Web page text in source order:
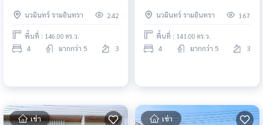
Sukhapiban 5 - Theparak / 4
Bedrooms (FOR RENT) TAN724
นวมินทร์ รามอินทรา 242
พื้นที่ : 146.00 ตร.ว.
4 มากกว่า 5 3
Sukhapiban 5 - Theparak / 4
Bedrooms (FOR SALE) TAN723
นวมินทร์ รามอินทรา 167
พื้นที่ : 141.00 ตร.ว.
4 มากกว่า 5 3
เช่า เช่า